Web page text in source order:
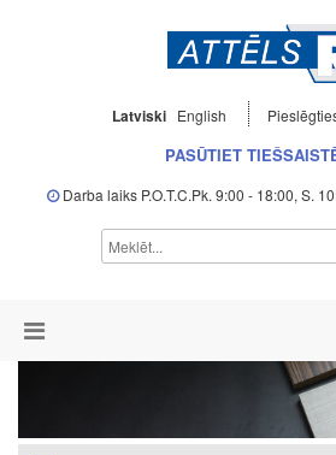
Latviski English
PASŪTIET
Darba laiks P.O.T.C.Pk. 9:00 - 18:00, S.